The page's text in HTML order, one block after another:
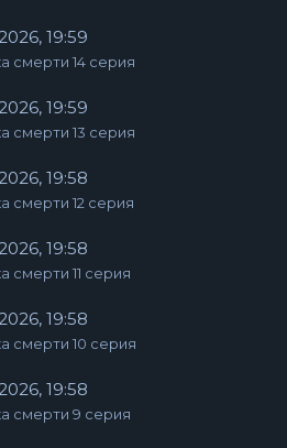
19:59
смерти 14 серия
19:59
смерти 13 серия
19:58
смерти 12 серия
19:58
смерти 11 серия
19:58
смерти 10 серия
19:58
смерти 9 серия